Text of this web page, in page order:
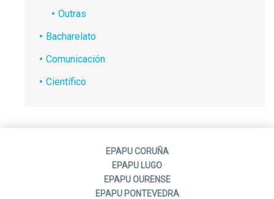
Outras
Bacharelato
Comunicación
Científico
EPAPU CORUÑA
EPAPU LUGO
EPAPU OURENSE
EPAPU PONTEVEDRA